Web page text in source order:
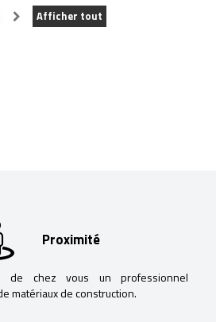
Afficher tout
Proximité
de chez vous un professionnel
matériaux de construction.